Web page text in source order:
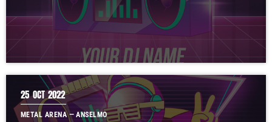
25 OCT 2022
METAL ARENA — ANSELMO